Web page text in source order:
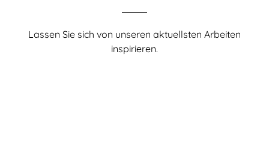
REFERENZEN
Lassen Sie sich von unseren aktuellsten Arbeiten
inspirieren.